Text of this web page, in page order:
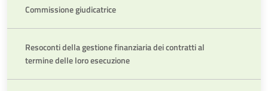
Commissione giudicatrice
Resoconti della gestione finanziaria dei contratti al
termine delle loro esecuzione